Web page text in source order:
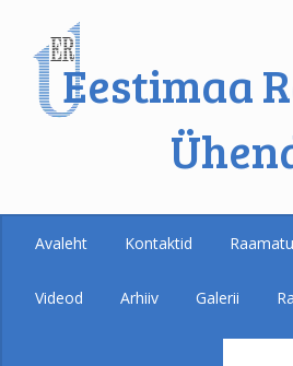
Eestimaa
Avaleht Kontaktid
Videod Arhiiv Galerii